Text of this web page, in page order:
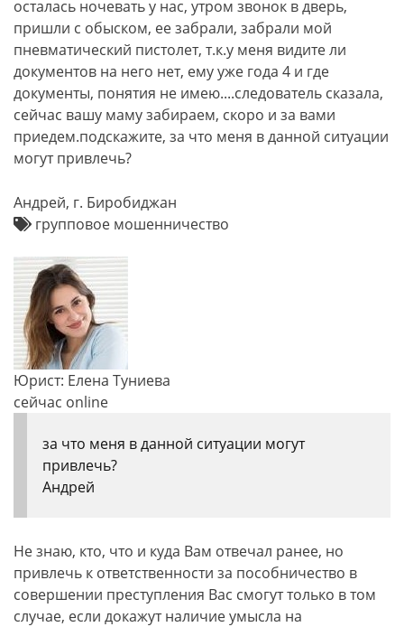
осталась ночевать у нас, утром звонок в дверь,
пришли с обыском, ее забрали, забрали мой
пневматический пистолет, т.к.у меня видите ли
документов на него нет, ему уже года 4 и где
документы, понятия не имею....следователь сказала,
сейчас вашу маму забираем, скоро и за вами
приедем.подскажите, за что меня в данной ситуации
могут привлечь?
Андрей, г. Биробиджан
групповое мошенничество
Юрист: Елена Туниева
сейчас online
за что меня в данной ситуации могут
привлечь?
Андрей
Не знаю, кто, что и куда Вам отвечал ранее, но
привлечь к ответственности за пособничество в
совершении преступления Вас смогут только в том
случае, если докажут наличие умысла на